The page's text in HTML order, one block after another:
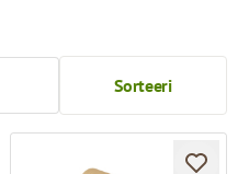
Sorteeri